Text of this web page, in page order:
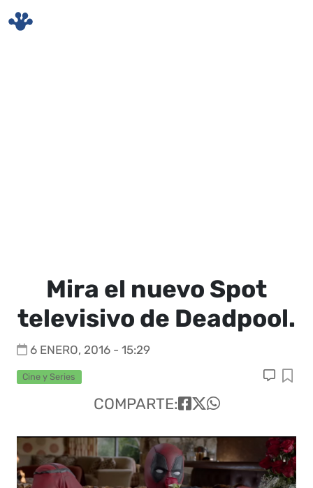
Mira el nuevo Spot
televisivo de Deadpool.
6 ENERO, 2016 - 15:29
Cine y Series
COMPARTE: